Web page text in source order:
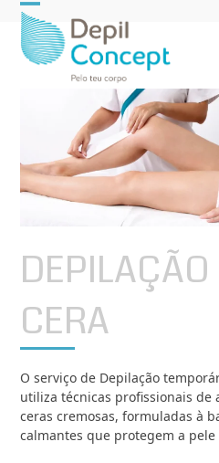
Open
mobile
menu
Close
mobile
menu
CERA
O serviço de Depilação
utiliza técnicas profissionais de
ceras cremosas, formuladas à
calmantes que protegem a